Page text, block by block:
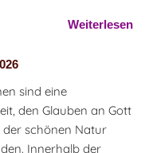
Weiterlesen
sind eine
den Glauben an Gott
schönen Natur
Innerhalb der